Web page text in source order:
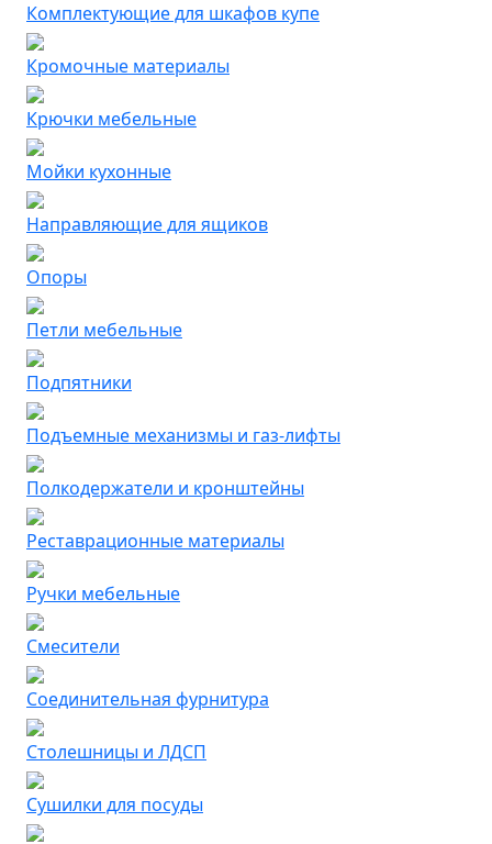
Комплектующие для шкафов купе
Кромочные материалы
Крючки мебельные
Мойки кухонные
Направляющие для ящиков
Опоры
Петли мебельные
Подпятники
Подъемные механизмы и газ-лифты
Полкодержатели и кронштейны
Реставрационные материалы
Ручки мебельные
Смесители
Соединительная фурнитура
Столешницы и ЛДСП
Сушилки для посуды